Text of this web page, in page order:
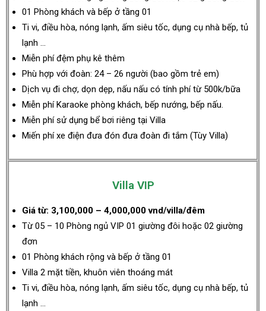
01 Phòng khách và bếp ở tầng 01
Ti vi, điều hòa, nóng lạnh, ấm siêu tốc, dụng cụ nhà bếp, tủ
lạnh …
Miễn phí đệm phụ kê thêm
Phù hợp với đoàn: 24 – 26 người (bao gồm trẻ em)
Dịch vụ đi chợ, dọn dẹp, nấu nấu có tính phí từ 500k/bữa
Miễn phí Karaoke phòng khách, bếp nướng, bếp nấu.
Miễn phí sử dụng bể bơi riêng tại Villa
Miến phí xe điện đưa đón đưa đoàn đi tắm (Tùy Villa)
Villa VIP
Giá từ: 3,100,000 – 4,000,000 vnd/villa/đêm
Từ 05 – 10 Phòng ngủ VIP 01 giường đôi hoặc 02 giường
đơn
01 Phòng khách rộng và bếp ở tầng 01
Villa 2 mặt tiền, khuôn viên thoáng mát
Ti vi, điều hòa, nóng lạnh, ấm siêu tốc, dụng cụ nhà bếp, tủ
lạnh …